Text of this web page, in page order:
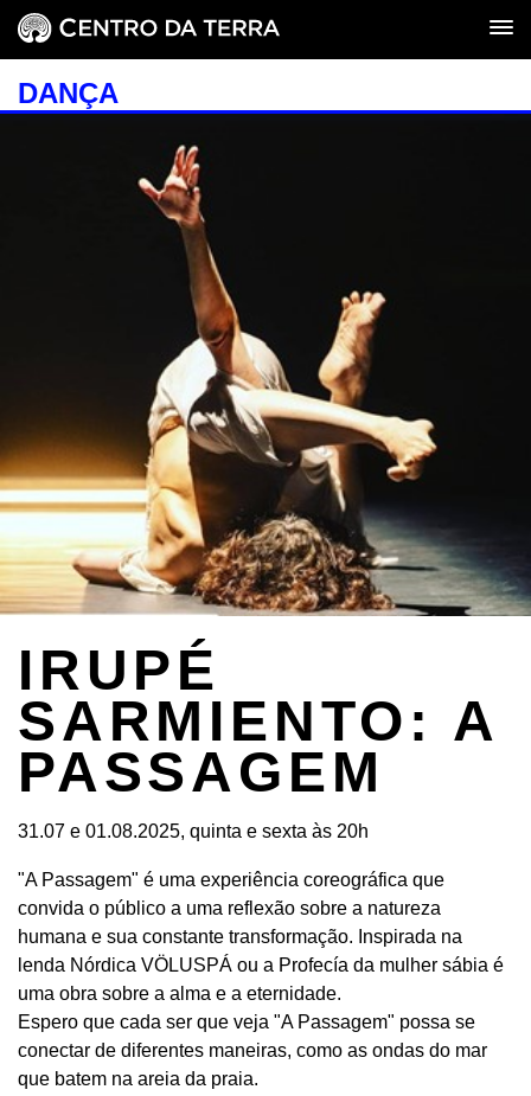
DANÇA
IRUPÉ
SARMIENTO: A
PASSAGEM
31.07 e 01.08.2025, quinta e sexta às 20h
"A Passagem" é uma experiência coreográfica que
convida o público a uma reflexão sobre a natureza
humana e sua constante transformação. Inspirada na
lenda Nórdica VÖLUSPÁ ou a Profecía da mulher sábia é
uma obra sobre a alma e a eternidade.
Espero que cada ser que veja "A Passagem" possa se
conectar de diferentes maneiras, como as ondas do mar
que batem na areia da praia.